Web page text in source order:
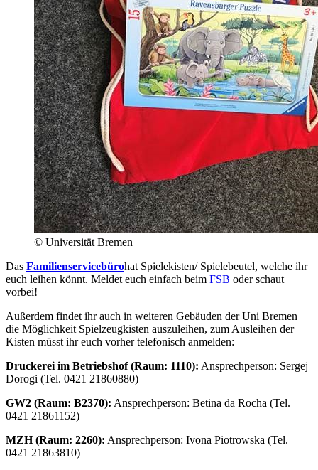
© Universität Bremen
Das Familienservicebürohat Spielekisten/ Spielebeutel, welche ihr
euch leihen könnt. Meldet euch einfach beim FSB oder schaut
vorbei!
Außerdem findet ihr auch in weiteren Gebäuden der Uni Bremen
die Möglichkeit Spielzeugkisten auszuleihen, zum Ausleihen der
Kisten müsst ihr euch vorher telefonisch anmelden:
Druckerei im Betriebshof (Raum: 1110): Ansprechperson: Sergej
Dorogi (Tel. 0421 21860880)
GW2 (Raum: B2370): Ansprechperson: Betina da Rocha (Tel.
0421 21861152)
MZH (Raum: 2260): Ansprechperson: Ivona Piotrowska (Tel.
0421 21863810)